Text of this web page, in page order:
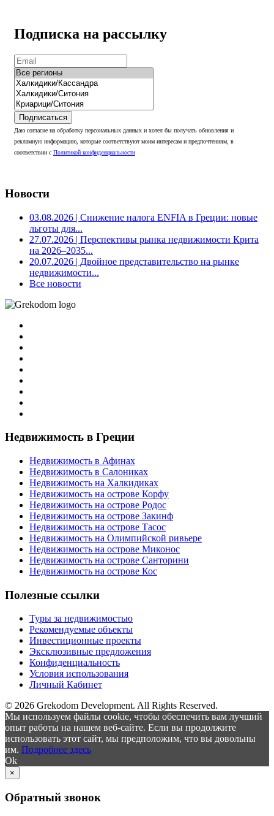
Подписка на рассылку
Подписаться
Даю согласие на обработку персональных данных и хотел бы получать обновления и
рекламную информацию, которые соответствуют моим интересам и предпочтениям, в
соответствии с Политикой конфиденциальности
Новости
03.08.2026 | Снижение налога ENFIA в Греции: новые
льготы для...
27.07.2026 | Перспективы рынка недвижимости Крита
на 2026–2035...
20.07.2026 | Двойное представительство на рынке
недвижимости...
Все новости
Недвижимость в Греции
Недвижимость в Афинах
Недвижимость в Салониках
Недвижимость на Халкидиках
Недвижимость на острове Корфу
Недвижимость на острове Родос
Недвижимость на острове Закинф
Недвижимость на острове Тасос
Недвижимость на Олимпийской ривьере
Недвижимость на острове Миконос
Недвижимость на острове Санторини
Недвижимость на острове Кос
Полезные ссылки
Туры за недвижимостью
Рекомендуемые объекты
Инвестиционные проекты
Эксклюзивные предложения
Конфиденциальность
Условия использования
Личный Кабинет
© 2026 Grekodom Development. All Rights Reserved.
Мы используем файлы cookie, чтобы обеспечить вам лучший
опыт работы на нашем веб-сайте. Если вы продолжите
использовать этот сайт, мы предположим, что вы довольны
им. Подробнее здесь
Ok
×
Обратный звонок